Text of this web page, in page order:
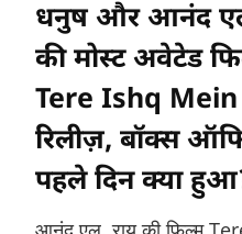
धनुष और आनंद
की मोस्ट अवेटेड
Tere Ishq Mein
रिलीज़, बॉक्स
पहले दिन क्या